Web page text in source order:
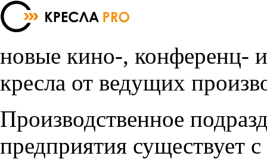
новые кино-, конференц-
кресла от ведущих
Производственное
предприятия существует